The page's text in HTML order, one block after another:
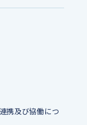
携及び協働につ